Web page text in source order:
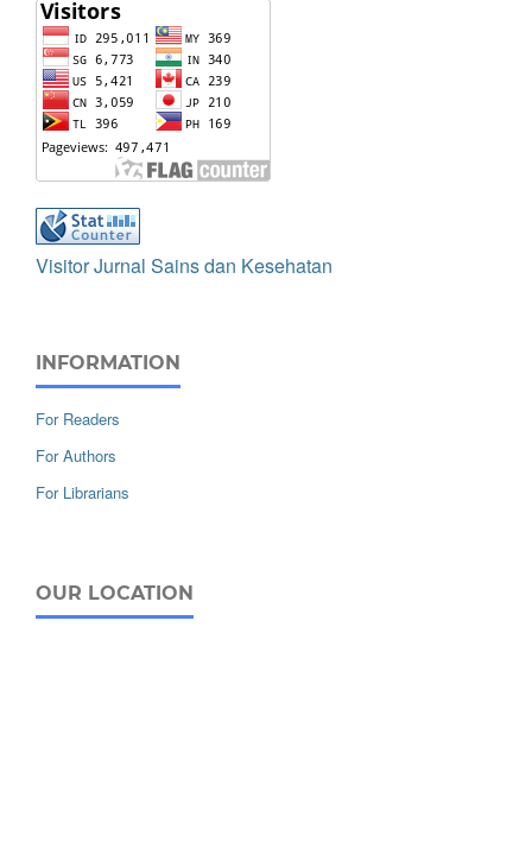
Visitor Jurnal Sains dan Kesehatan
INFORMATION
For Readers
For Authors
For Librarians
OUR LOCATION